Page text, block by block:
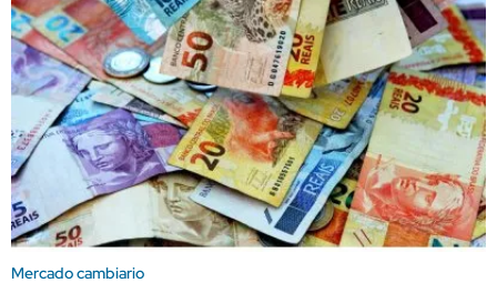
Mercado cambiario